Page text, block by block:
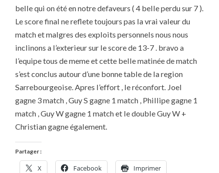
belle qui on été en notre defaveurs ( 4 belle perdu sur 7 ).
Le score final ne reflete toujours pas la vrai valeur du
match et malgres des exploits personnels nous nous
inclinons a l’exterieur sur le score de 13-7 . bravo a
l’equipe tous de meme et cette belle matinée de match
s’est conclus autour d’une bonne table de la region
Sarrebourgeoise. Apres l’effort , le réconfort. Joel
gagne 3 match , Guy S gagne 1 match , Phillipe gagne 1
match , Guy W gagne 1 match et le double Guy W +
Christian gagne également.
Partager :
X Facebook Imprimer